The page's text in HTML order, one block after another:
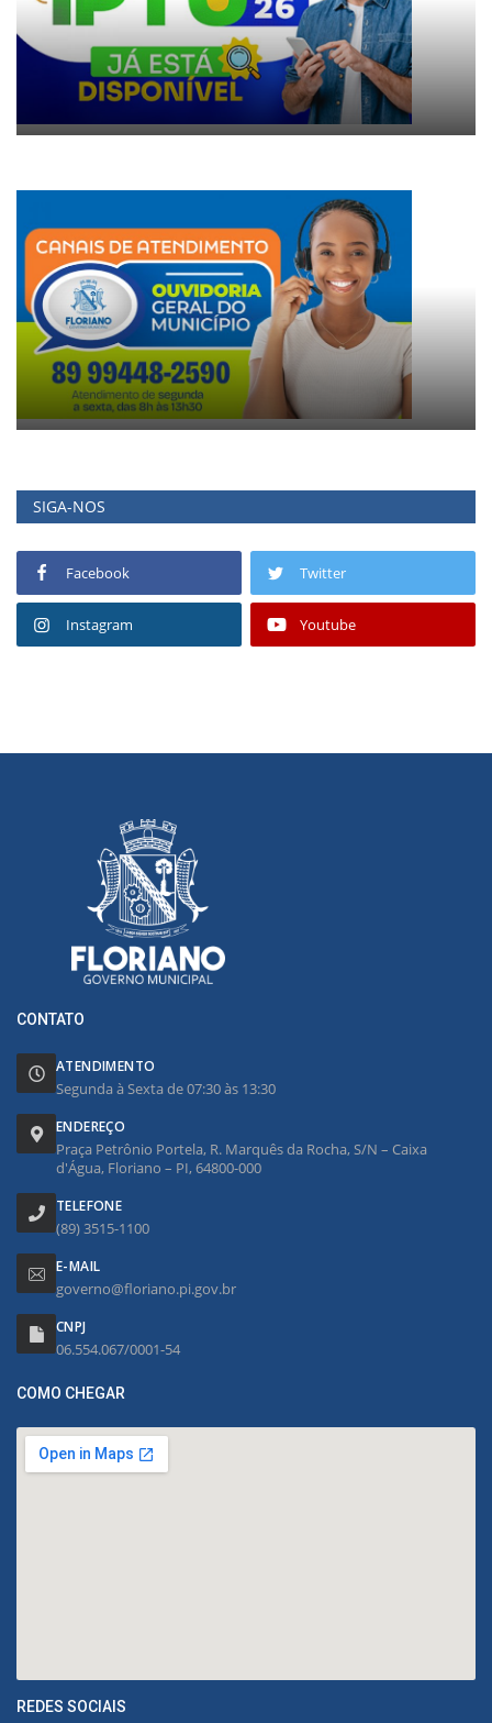
SIGA-NOS
Facebook Twitter
Instagram Youtube
CONTATO
ATENDIMENTO
Segunda à Sexta de 07:30 às 13:30
ENDEREÇO
Praça Petrônio Portela, R. Marquês da Rocha, S/N – Caixa
d'Água, Floriano – PI, 64800-000
TELEFONE
(89) 3515-1100
E-MAIL
governo@floriano.pi.gov.br
CNPJ
06.554.067/0001-54
COMO CHEGAR
REDES SOCIAIS